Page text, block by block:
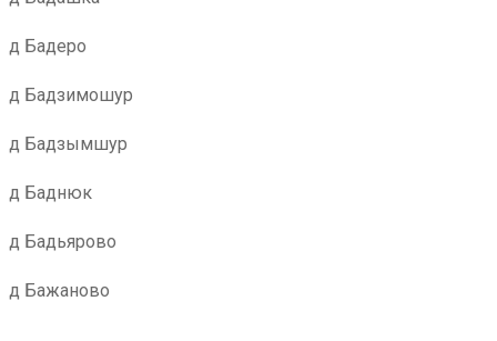
д Бадеро
д Бадзимошур
д Бадзымшур
д Баднюк
д Бадьярово
д Бажаново